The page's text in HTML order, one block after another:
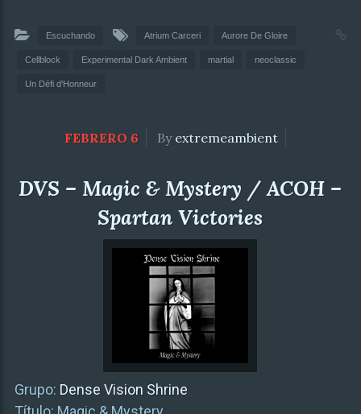
Escuchando Atrium Carceri Aurore De Gloire
Cellblock Experimental Dark Ambient martial neoclassic
Un Défi d'Honneur
FEBRERO 6 By extremeambient
DVS – Magic & Mystery / ACOH –
Spartan Victories
Grupo: Dense Vision Shrine